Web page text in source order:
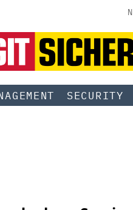
SECURITY